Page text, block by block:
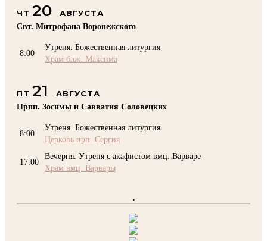
ЧТ 20
АВГУСТА
Свт. Митрофана Воронежского
8:00
Утреня. Божественная литургия
Храм блж. Максима
ПТ 21
АВГУСТА
Прпп. Зосимы и Савватия Соловецких
8:00
Утреня. Божественная литургия
Церковь прп. Сергия
17:00
Вечерня. Утреня с акафистом вмц. Варваре
Храм вмц. Варвары
.